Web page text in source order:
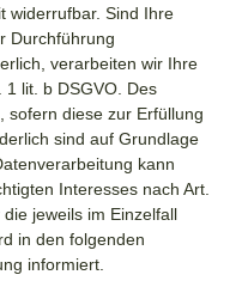
widerrufbar. Sind Ihre
Durchführung
verarbeiten wir Ihre
1 lit. b DSGVO. Des
sofern diese zur Erfüllung
sind auf Grundlage
kann
Interesses nach Art.
jeweils im Einzelfall
in den folgenden
informiert.